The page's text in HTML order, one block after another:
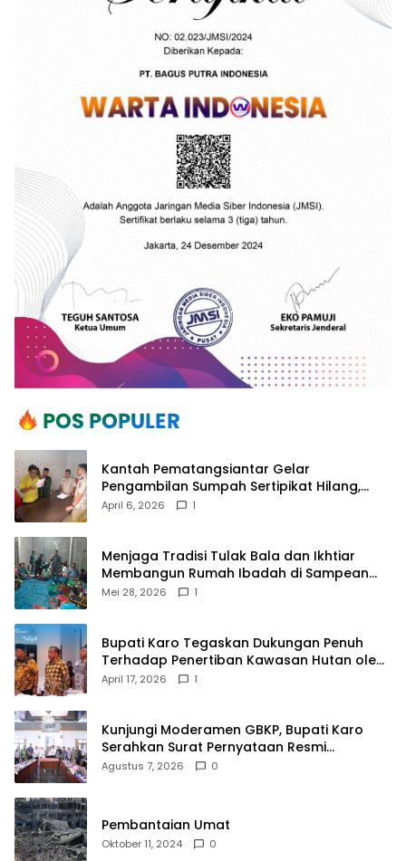
Kantah Pematangsiantar Gelar
Pengambilan Sumpah Sertipikat Hilang,
Perkuat Kepastian Hukum Pertanahan
April 6, 2026 1
Menjaga Tradisi Tulak Bala dan Ikhtiar
Membangun Rumah Ibadah di Sampean
Barat
Mei 28, 2026 1
Bupati Karo Tegaskan Dukungan Penuh
Terhadap Penertiban Kawasan Hutan oleh
Pemerintah Pusat
April 17, 2026 1
Kunjungi Moderamen GBKP, Bupati Karo
Serahkan Surat Pernyataan Resmi
Penyerahan Aset RSUD Kabanjahe
Agustus 7, 2026 0
Pembantaian Umat
Oktober 11, 2024 0